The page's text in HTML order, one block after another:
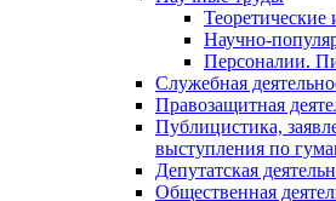
Научно-
Персоналии.
Служебная
Правозащитная
Публицистика,
выступления по
Депутатская
Общественная